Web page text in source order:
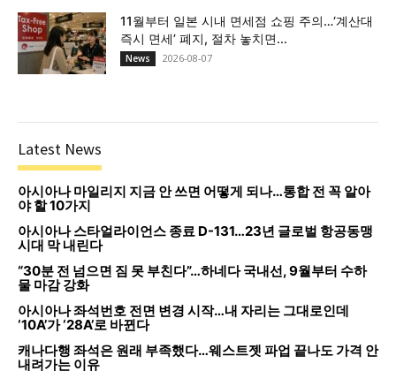
11월부터 일본 시내 면세점 쇼핑 주의…‘계산대
즉시 면세’ 폐지, 절차 놓치면...
News 2026-08-07
Latest News
아시아나 마일리지 지금 안 쓰면 어떻게 되나…통합 전 꼭 알아
야 할 10가지
아시아나 스타얼라이언스 종료 D-131…23년 글로벌 항공동맹
시대 막 내린다
“30분 전 넘으면 짐 못 부친다”…하네다 국내선, 9월부터 수하
물 마감 강화
아시아나 좌석번호 전면 변경 시작…내 자리는 그대로인데
‘10A’가 ‘28A’로 바뀐다
캐나다행 좌석은 원래 부족했다…웨스트젯 파업 끝나도 가격 안
내려가는 이유